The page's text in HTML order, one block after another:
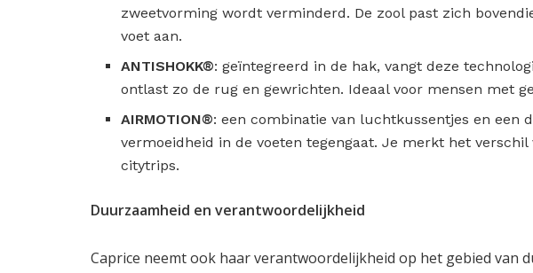
zweetvorming wordt verminderd. De zool past zich
voet aan.
ANTISHOKK®: geïntegreerd in de hak, vangt deze
ontlast zo de rug en gewrichten. Ideaal voor mensen met
AIRMOTION®: een combinatie van luchtkussentjes en een
vermoeidheid in de voeten tegengaat. Je merkt het
citytrips.
Duurzaamheid en verantwoordelijkheid
Caprice neemt ook haar verantwoordelijkheid op het gebied van